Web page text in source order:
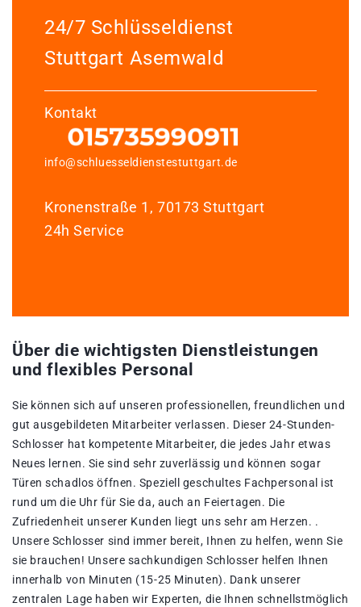
24/7 Schlüsseldienst
Stuttgart Asemwald
Kontakt
info@schluesseldienstestuttgart.de
Kronenstraße 1, 70173 Stuttgart
24h Service
Über die wichtigsten Dienstleistungen
und flexibles Personal
Sie können sich auf unseren professionellen, freundlichen und
gut ausgebildeten Mitarbeiter verlassen. Dieser 24-Stunden-
Schlosser hat kompetente Mitarbeiter, die jedes Jahr etwas
Neues lernen. Sie sind sehr zuverlässig und können sogar
Türen schadlos öffnen. Speziell geschultes Fachpersonal ist
rund um die Uhr für Sie da, auch an Feiertagen. Die
Zufriedenheit unserer Kunden liegt uns sehr am Herzen. .
Unsere Schlosser sind immer bereit, Ihnen zu helfen, wenn Sie
sie brauchen! Unsere sachkundigen Schlosser helfen Ihnen
innerhalb von Minuten (15-25 Minuten). Dank unserer
zentralen Lage haben wir Experten, die Ihnen schnellstmöglich